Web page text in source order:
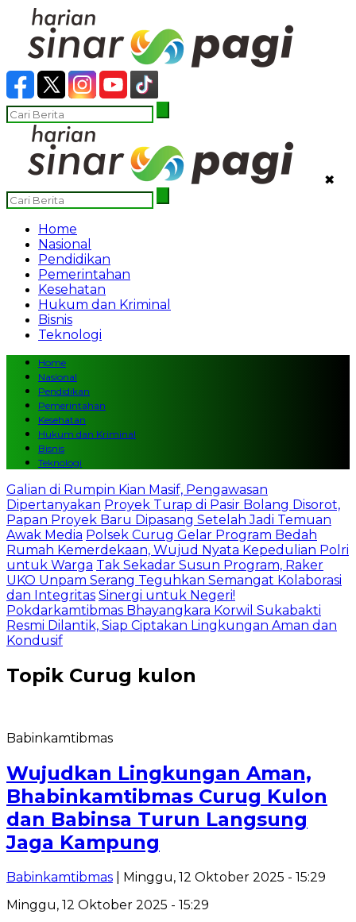
✖
Home
Nasional
Pendidikan
Pemerintahan
Kesehatan
Hukum dan Kriminal
Bisnis
Teknologi
Home
Nasional
Pendidikan
Pemerintahan
Kesehatan
Hukum dan Kriminal
Bisnis
Teknologi
Galian di Rumpin Kian Masif, Pengawasan
Dipertanyakan Proyek Turap di Pasir Bolang Disorot,
Papan Proyek Baru Dipasang Setelah Jadi Temuan
Awak Media Polsek Curug Gelar Program Bedah
Rumah Kemerdekaan, Wujud Nyata Kepedulian Polri
untuk Warga Tak Sekadar Susun Program, Raker
UKO Unpam Serang Teguhkan Semangat Kolaborasi
dan Integritas Sinergi untuk Negeri!
Pokdarkamtibmas Bhayangkara Korwil Sukabakti
Resmi Dilantik, Siap Ciptakan Lingkungan Aman dan
Kondusif
Topik Curug kulon
Babinkamtibmas
Wujudkan Lingkungan Aman,
Bhabinkamtibmas Curug Kulon
dan Babinsa Turun Langsung
Jaga Kampung
Babinkamtibmas | Minggu, 12 Oktober 2025 - 15:29
Minggu, 12 Oktober 2025 - 15:29